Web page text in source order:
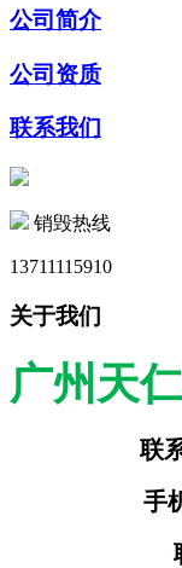
公司简介
公司资质
联系我们
销毁热线
13711115910
关于我们
广州天
联
手